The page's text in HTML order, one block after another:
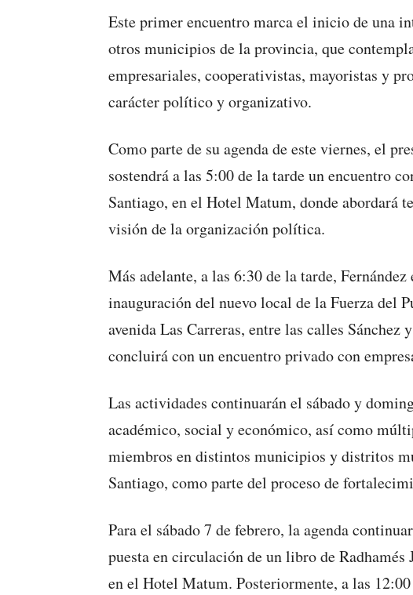
Este primer encuentro marca el inicio de una
otros municipios de la provincia, que
empresariales, cooperativistas, mayoristas y
carácter político y organizativo.
Como parte de su agenda de este viernes, el
sostendrá a las 5:00 de la tarde un encuentro
Santiago, en el Hotel Matum, donde abordará
visión de la organización política.
Más adelante, a las 6:30 de la tarde,
inauguración del nuevo local de la Fuerza del
avenida Las Carreras, entre las calles Sánchez
concluirá con un encuentro privado con
Las actividades continuarán el sábado y
académico, social y económico, así como
miembros en distintos municipios y distritos
Santiago, como parte del proceso de
Para el sábado 7 de febrero, la agenda
puesta en circulación de un libro de
en el Hotel Matum. Posteriormente, a las